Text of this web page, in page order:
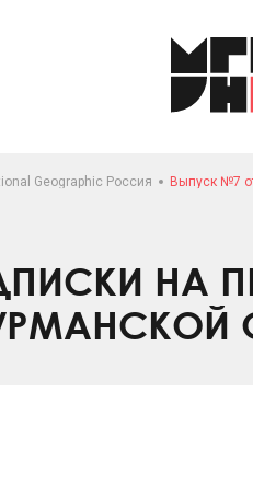
Geographic Россия Выпуск №7
НА